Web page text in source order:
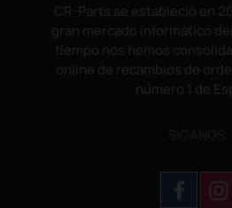
CR-Parts se estableció en
gran mercado informático
tiempo nos hemos
online de recambios de
número 1 de